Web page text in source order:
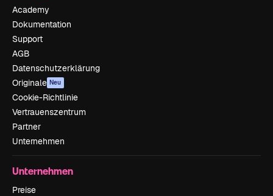
Academy
Dokumentation
Support
AGB
Datenschutzerklärung
Originale Neu
Cookie-Richtlinie
Vertrauenszentrum
Partner
Unternehmen
Unternehmen
Preise